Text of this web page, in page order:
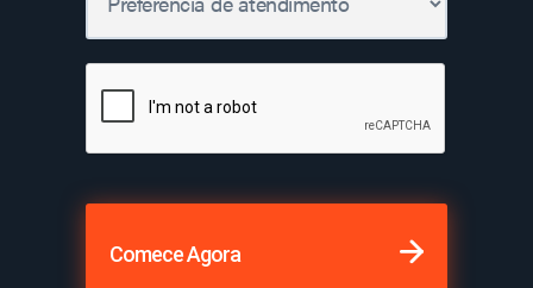
Comece Agora